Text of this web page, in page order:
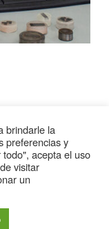
los principios
y toma de
día permanecen
brindarle la
preferencias y
acepta el uso
visitar
un